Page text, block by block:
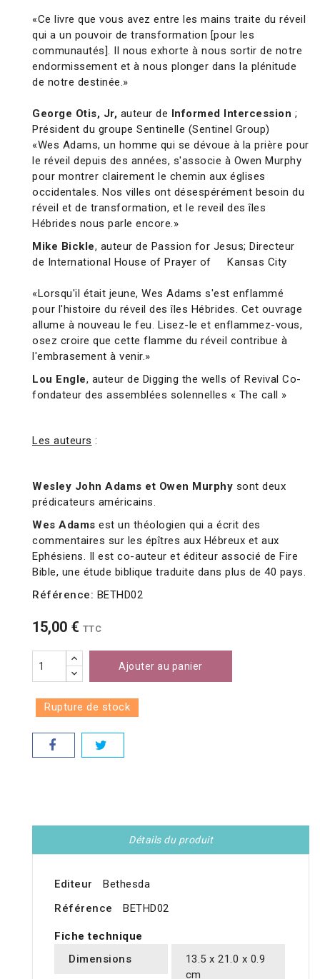
«Ce livre que vous avez entre les mains traite du réveil
qui a un pouvoir de transformation [pour les
communautés]. Il nous exhorte à nous sortir de notre
endormissement et à nous plonger dans la plénitude
de notre destinée.»
George Otis, Jr, auteur de Informed Intercession ;
Président du groupe Sentinelle (Sentinel Group)
«Wes Adams, un homme qui se dévoue à la prière pour
le réveil depuis des années, s'associe à Owen Murphy
pour montrer clairement le chemin aux églises
occidentales. Nos villes ont désespérément besoin du
réveil et de transformation, et le reveil des îles
Hébrides nous parle encore.»
Mike Bickle, auteur de Passion for Jesus; Directeur
de International House of Prayer of Kansas City
«Lorsqu'il était jeune, Wes Adams s'est enflammé
pour l'histoire du réveil des îles Hébrides. Cet ouvrage
allume à nouveau le feu. Lisez-le et enflammez-vous,
osez croire que cette flamme du réveil contribue à
l'embrasement à venir.»
Lou Engle, auteur de Digging the wells of Revival Co-
fondateur des assemblées solennelles « The call »
Les auteurs :
Wesley John Adams et Owen Murphy sont deux
prédicateurs américains.
Wes Adams est un théologien qui a écrit des
commentaires sur les épîtres aux Hébreux et aux
Ephésiens. Il est co-auteur et éditeur associé de Fire
Bible, une étude biblique traduite dans plus de 40 pays.
Référence: BETHD02
15,00 € TTC
Ajouter au panier
Rupture de stock
Détails du produit
Editeur
Bethesda
Référence
BETHD02
Fiche technique
Dimensions
13.5 x 21.0 x 0.9
cm